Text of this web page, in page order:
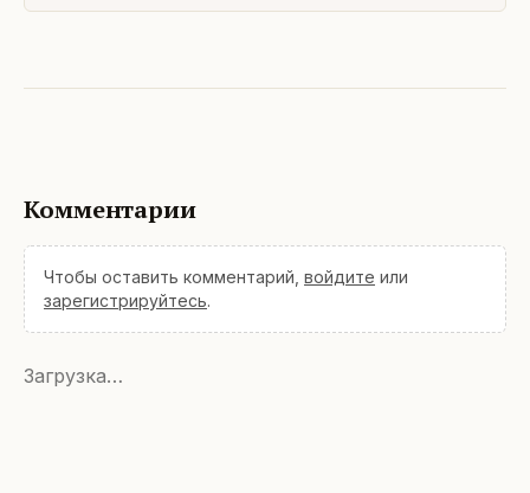
Комментарии
Чтобы оставить комментарий, войдите или
зарегистрируйтесь.
Загрузка…